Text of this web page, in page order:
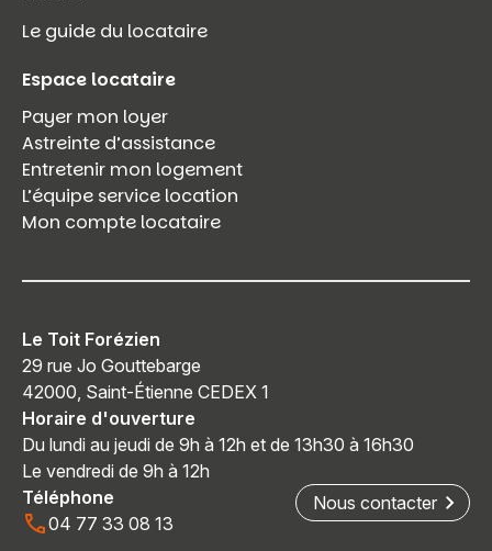
Le guide du locataire
Espace locataire
Payer mon loyer
Astreinte d’assistance
Entretenir mon logement
L’équipe service location
Mon compte locataire
Le Toit Forézien
29 rue Jo Gouttebarge
42000, Saint-Étienne CEDEX 1
Horaire d'ouverture
Du lundi au jeudi de 9h à 12h et de 13h30 à 16h30
Le vendredi de 9h à 12h
Téléphone
04 77 33 08 13
Nous contacter